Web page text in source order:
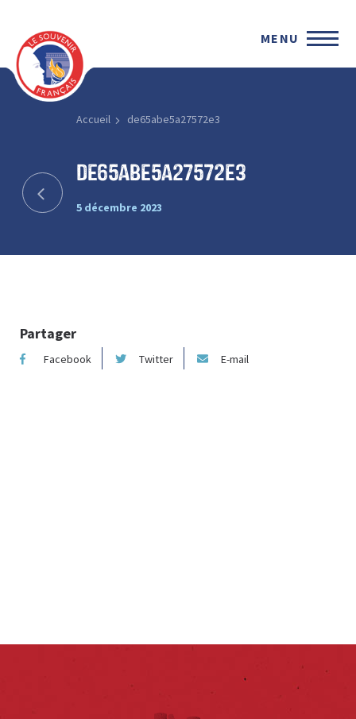
MENU
Accueil de65abe5a27572e3
de65abe5a27572e3
5 décembre 2023
Partager
Facebook Twitter E-mail